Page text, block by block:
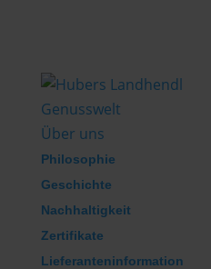
Genusswelt
Über uns
Philosophie
Geschichte
Nachhaltigkeit
Zertifikate
Lieferanteninformation